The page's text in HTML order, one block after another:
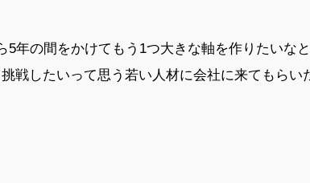
年の間をかけてもう1つ大きな軸を作りたいな
戦したいって思う若い人材に会社に来てもら